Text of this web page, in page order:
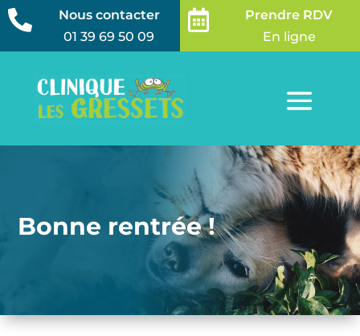

Nous contacter
01 39 69 50 09

Prendre RDV
En ligne
Bonne rentrée !